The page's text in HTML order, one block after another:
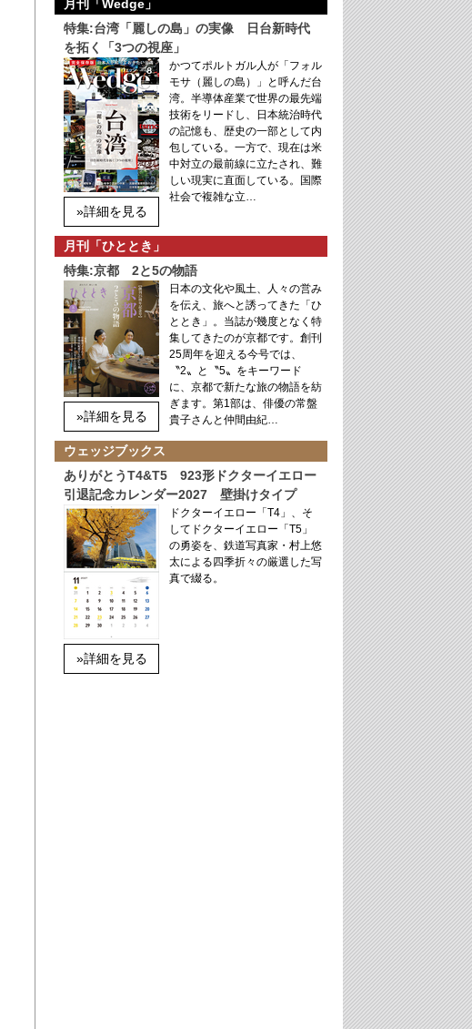
月刊「Wedge」
特集:台湾「麗しの島」の実像 日台新時代
を拓く「3つの視座」
»詳細を見る
かつてポルトガル人が「フォル
モサ（麗しの島）」と呼んだ台
湾。半導体産業で世界の最先端
技術をリードし、日本統治時代
の記憶も、歴史の一部として内
包している。一方で、現在は米
中対立の最前線に立たされ、難
しい現実に直面している。国際
社会で複雑な立…
月刊「ひととき」
特集:京都 2と5の物語
»詳細を見る
日本の文化や風土、人々の営み
を伝え、旅へと誘ってきた「ひ
ととき」。当誌が幾度となく特
集してきたのが京都です。創刊
25周年を迎える今号では、
〝2〟と〝5〟をキーワード
に、京都で新たな旅の物語を紡
ぎます。第1部は、俳優の常盤
貴子さんと仲間由紀…
ウェッジブックス
ありがとうT4&T5 923形ドクターイエロー
引退記念カレンダー2027 壁掛けタイプ
»詳細を見る
ドクターイエロー「T4」、そ
してドクターイエロー「T5」
の勇姿を、鉄道写真家・村上悠
太による四季折々の厳選した写
真で綴る。